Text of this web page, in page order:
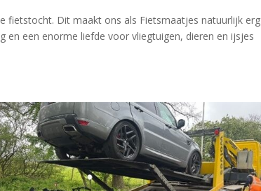
fietstocht. Dit maakt ons als Fietsmaatjes natuurlijk erg
en een enorme liefde voor vliegtuigen, dieren en ijsjes